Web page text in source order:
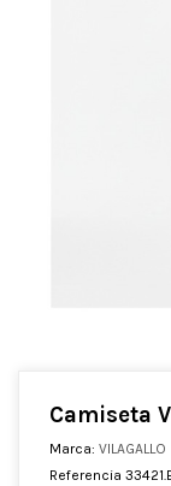
Camiseta
Marca: VILAGALLO
Referencia